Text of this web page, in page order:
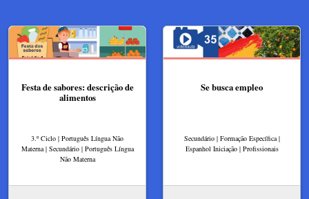
Festa de sabores: descrição de
alimentos
3.º Ciclo | Português Língua Não
Materna | Secundário | Português Língua
Não Materna
Se busca empleo
Secundário | Formação Específica |
Espanhol Iniciação | Profissionais